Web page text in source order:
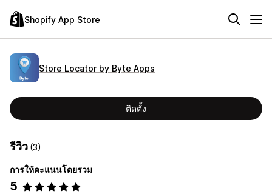
Shopify App Store
Store Locator by Byte Apps
ติดตั้ง
รีวิว (3)
การให้คะแนนโดยรวม
5